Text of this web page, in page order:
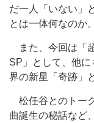
だ一人「いない」
とは一体何なのか。
また、今回は「
SP」として、他
界の新星「奇跡」
松任谷とのトー
曲誕生の秘話など